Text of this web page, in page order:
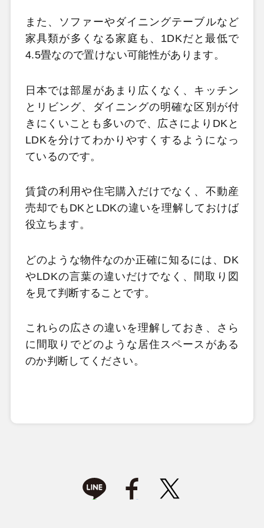
また、ソファーやダイニングテーブルなど
家具類が多くなる家庭も、1DKだと最低で
4.5畳なので置けない可能性があります。
日本では部屋があまり広くなく、キッチン
とリビング、ダイニングの明確な区別が付
きにくいことも多いので、広さによりDKと
LDKを分けてわかりやすくするようになっ
ているのです。
賃貸の利用や住宅購入だけでなく、不動産
売却でもDKとLDKの違いを理解しておけば
役立ちます。
どのような物件なのか正確に知るには、DK
やLDKの言葉の違いだけでなく、間取り図
を見て判断することです。
これらの広さの違いを理解しておき、さら
に間取りでどのような居住スペースがある
のか判断してください。